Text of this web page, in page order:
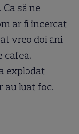
să ne
ar fi încercat
vreo doi ani
cafea.
explodat
au luat foc.